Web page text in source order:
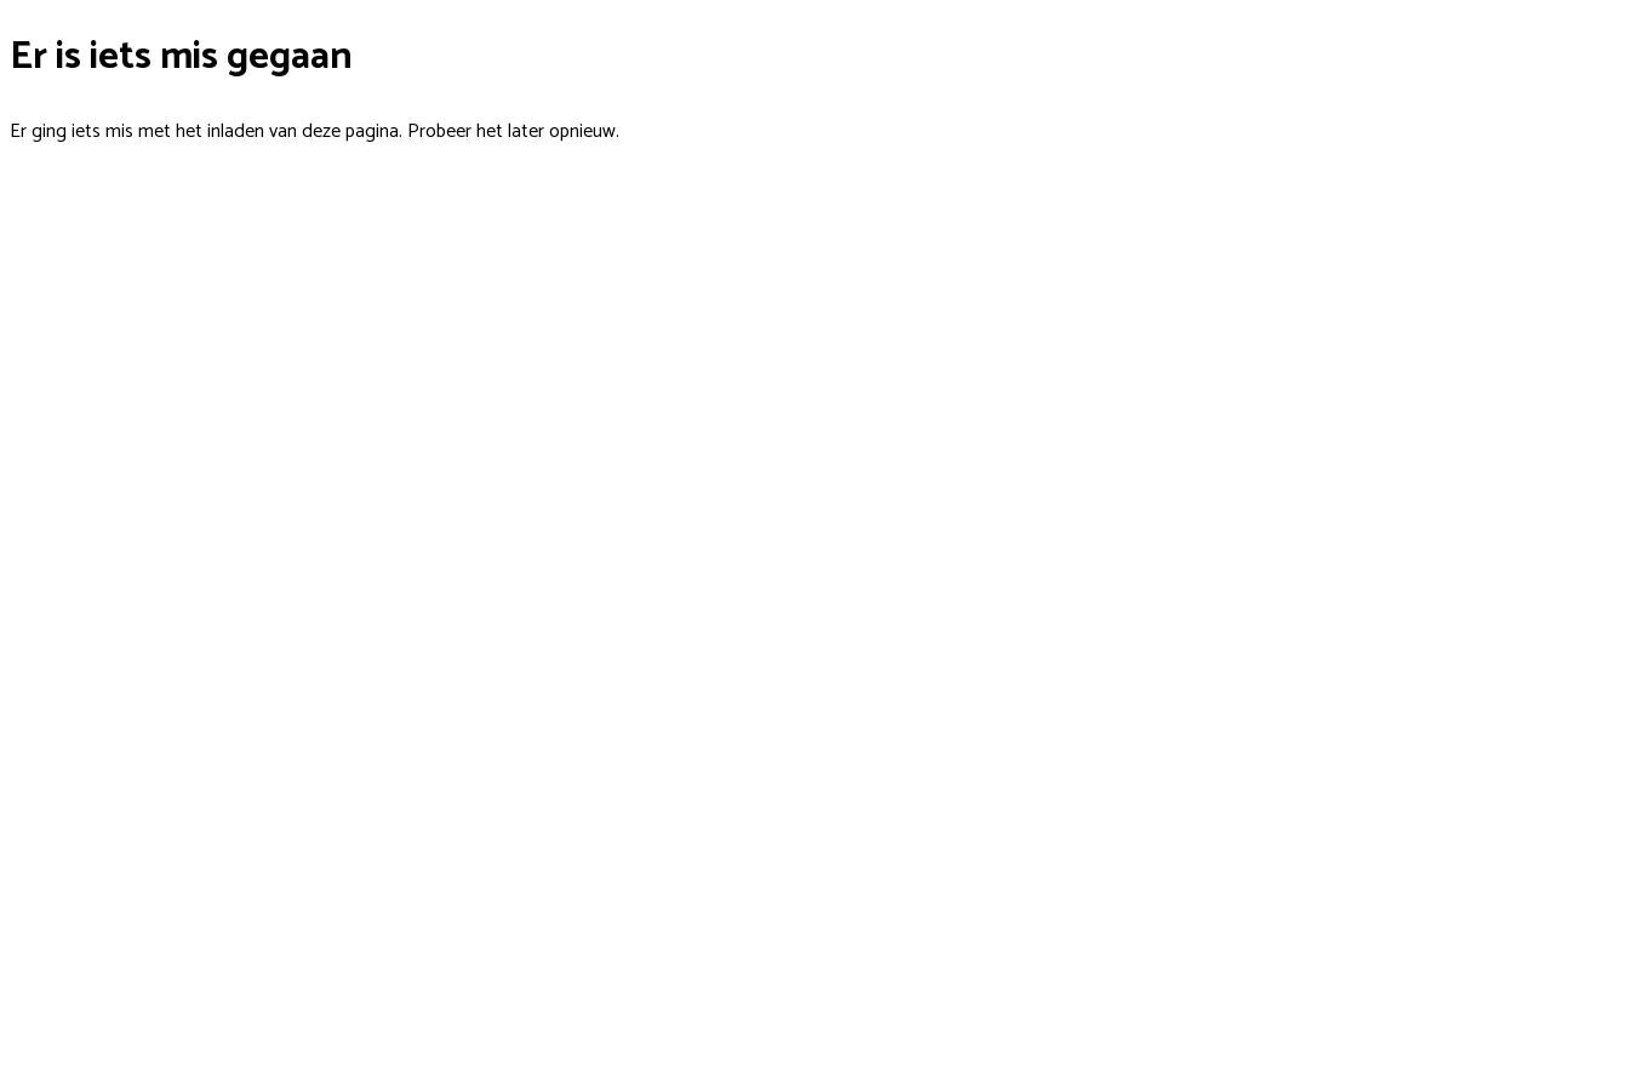
Er is iets mis gegaan
Er ging iets mis met het inladen van deze pagina. Probeer het later opnieuw.